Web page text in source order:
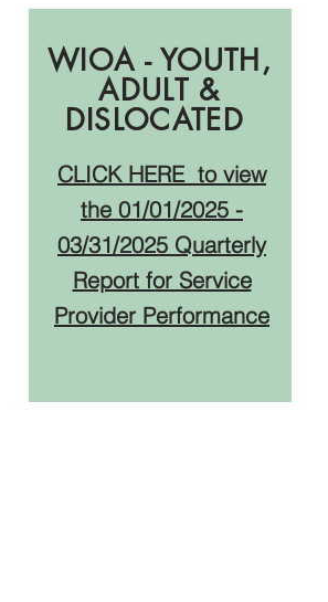
WIOA - YOUTH,
ADULT &
DISLOCATED
CLICK HERE to view
the 01/01/2025 -
03/31/2025 Quarterly
Report for Service
Provider Performance